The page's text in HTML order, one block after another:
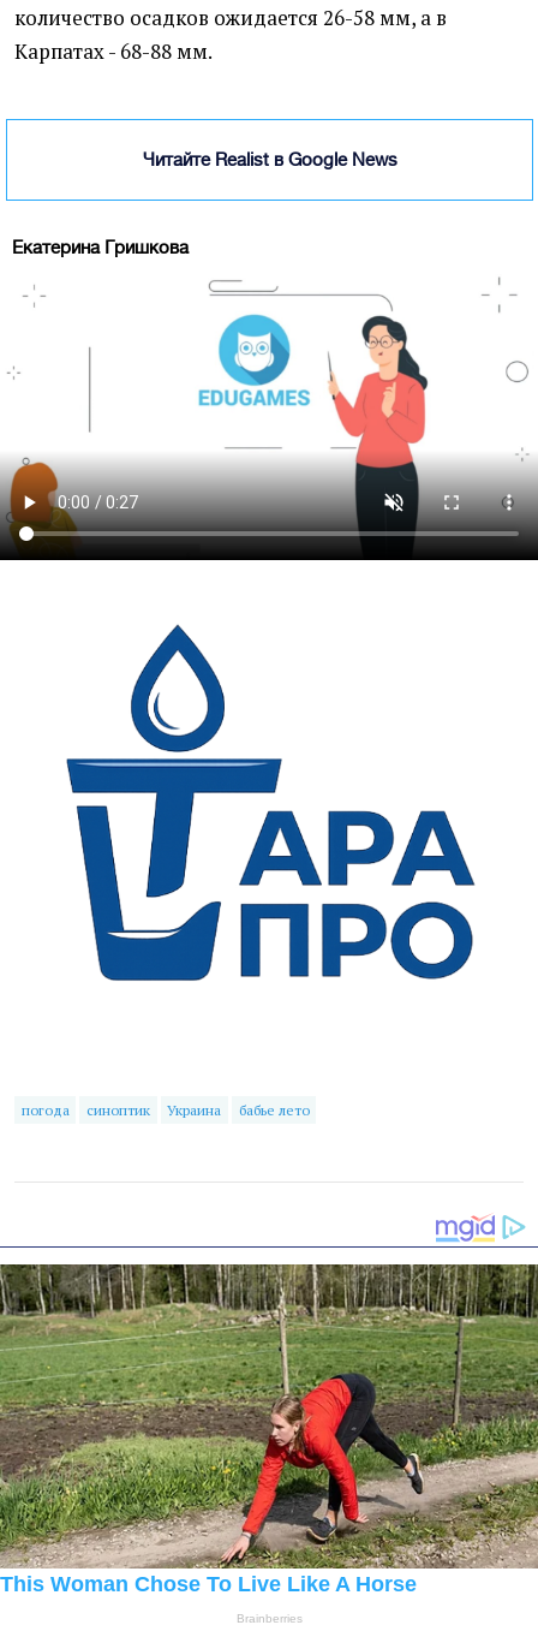
количество осадков ожидается 26-58 мм, а в
Карпатах - 68-88 мм.
Читайте Realist в Google News
Екатерина Гришкова
погода синоптик Украина бабье лето